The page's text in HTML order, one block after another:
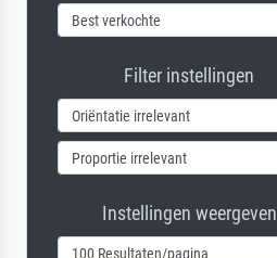
Filter instellingen
Instellingen weergeven